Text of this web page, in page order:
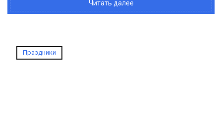
Читать далее
Праздники